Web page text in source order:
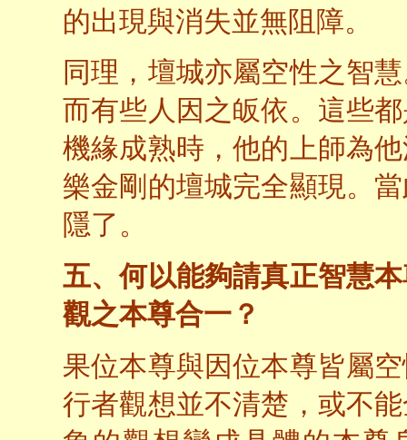
的出現與消失並無阻障。
同理，壇城亦屬空性之智
而有些人因之皈依。這些
機緣成熟時，他的上師為
樂金剛的壇城完全顯現。
隱了。
五、何以能夠請真正智慧
觀之本尊合一？
果位本尊與因位本尊皆屬
行者觀想並不清楚，或不